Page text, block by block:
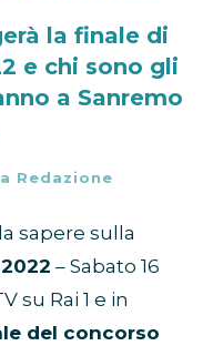
la finale di
e chi sono gli
a Sanremo
Redazione
sapere sulla
– Sabato 16
su Rai 1 e in
del concorso